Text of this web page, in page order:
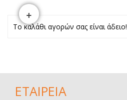
Το καλάθι αγορών σας είναι άδειο!
ΕΤΑΙΡΕΙΑ
+